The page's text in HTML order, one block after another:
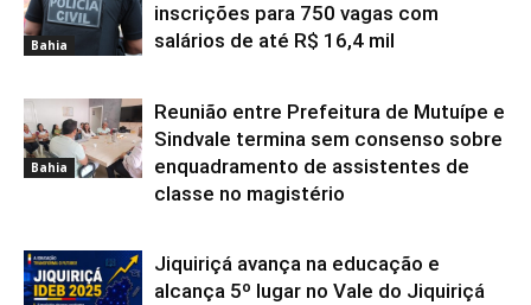
Bahia
inscrições para 750 vagas com
salários de até R$ 16,4 mil
Bahia
Reunião entre Prefeitura de Mutuípe e
Sindvale termina sem consenso sobre
enquadramento de assistentes de
classe no magistério
Jiquiriçá avança na educação e
alcança 5º lugar no Vale do Jiquiriçá